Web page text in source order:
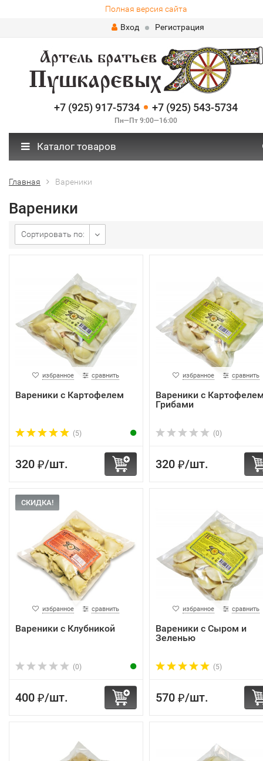
Полная версия сайта
Вход
Регистрация
+7 (925) 917-5734 +7 (925) 543-5734
Пн—Пт 9:00—16:00
Каталог товаров
Главная Вареники
Вареники
Сортировать по:
избранное сравнить
Вареники с Картофелем
(5)
320 ₽/шт.
избранное сравнить
Вареники с
Грибами
(0)
320 ₽/шт.
СКИДКА!
избранное сравнить
Вареники с Клубникой
(0)
400 ₽/шт.
избранное сравнить
Вареники с Сыром и
Зеленью
(5)
570 ₽/шт.